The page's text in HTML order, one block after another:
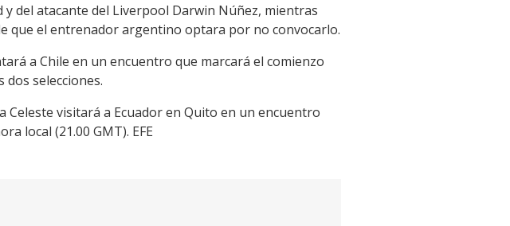
y del atacante del Liverpool Darwin Núñez, mientras
que el entrenador argentino optara por no convocarlo.
a Chile en un encuentro que marcará el comienzo
selecciones.
Celeste visitará a Ecuador en Quito en un encuentro
local (21.00 GMT). EFE